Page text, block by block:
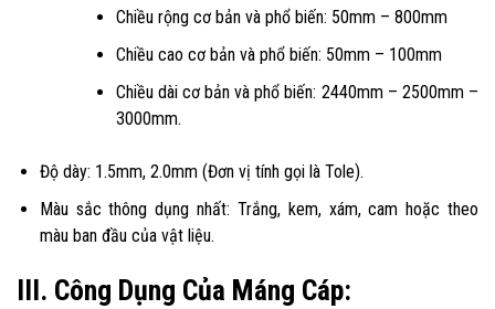
Chiều rộng cơ bản và phổ biến: 50mm – 800mm
Chiều cao cơ bản và phổ biến: 50mm – 100mm
Chiều dài cơ bản và phổ biến: 2440mm – 2500mm –
3000mm.
Độ dày: 1.5mm, 2.0mm (Đơn vị tính gọi là Tole).
Màu sắc thông dụng nhất: Trắng, kem, xám, cam hoặc theo
màu ban đầu của vật liệu.
III. Công Dụng Của Máng Cáp: